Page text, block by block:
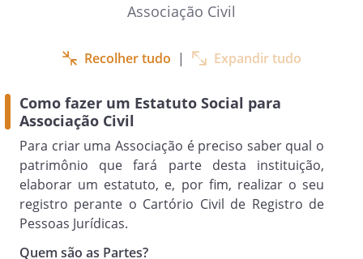
Artigo 2º.
seguintes atividades:
Artigo 3º.
A Associação se organizará em quantas
unidades se fizerem necessárias, dentro
do território nacional, as quais
Associação Civil
Recolher tudo | Expandir tudo
Como fazer um Estatuto Social para
Associação Civil
Para criar uma Associação é preciso saber qual o
patrimônio que fará parte desta instituição,
elaborar um estatuto, e, por fim, realizar o seu
registro perante o Cartório Civil de Registro de
Pessoas Jurídicas.
Quem são as Partes?